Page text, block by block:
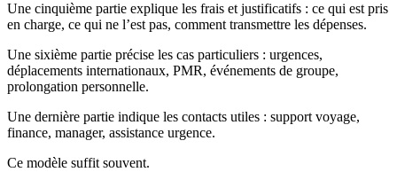
Une cinquième partie explique les frais et justificatifs : ce qui est pris
en charge, ce qui ne l’est pas, comment transmettre les dépenses.
Une sixième partie précise les cas particuliers : urgences,
déplacements internationaux, PMR, événements de groupe,
prolongation personnelle.
Une dernière partie indique les contacts utiles : support voyage,
finance, manager, assistance urgence.
Ce modèle suffit souvent.